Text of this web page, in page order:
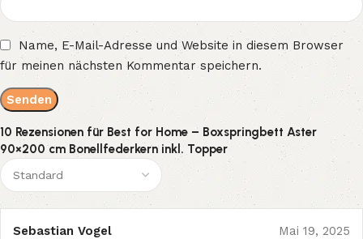
10 Rezensionen für Best for Home – Boxspringbett Aster
90×200 cm Bonellfederkern inkl. Topper
Sebastian Vogel Mai 19, 2025
Name, E-Mail-Adresse und Website in diesem Browser
für meinen nächsten Kommentar speichern.